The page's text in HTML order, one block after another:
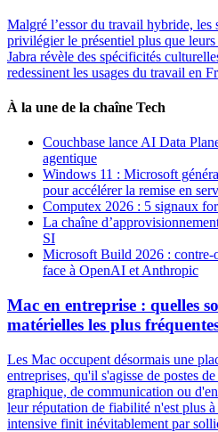
Malgré l’essor du travail hybride, les
privilégier le présentiel plus que
Jabra révèle des spécificités
redessinent les usages du travail en
À la une de la chaîne Tech
Couchbase lance AI Data
agentique
Windows 11 : Microsoft
pour accélérer la remise en
Computex 2026 : 5 signaux
La chaîne
SI
Microsoft Build 2026 : contre-
face à OpenAI et Anthropic
Mac en entreprise : quelles
matérielles les plus
Les Mac occupent désormais une
entreprises, qu'il s'agisse de postes
graphique, de communication ou
leur réputation de fiabilité n'est plus
intensive finit inévitablement par